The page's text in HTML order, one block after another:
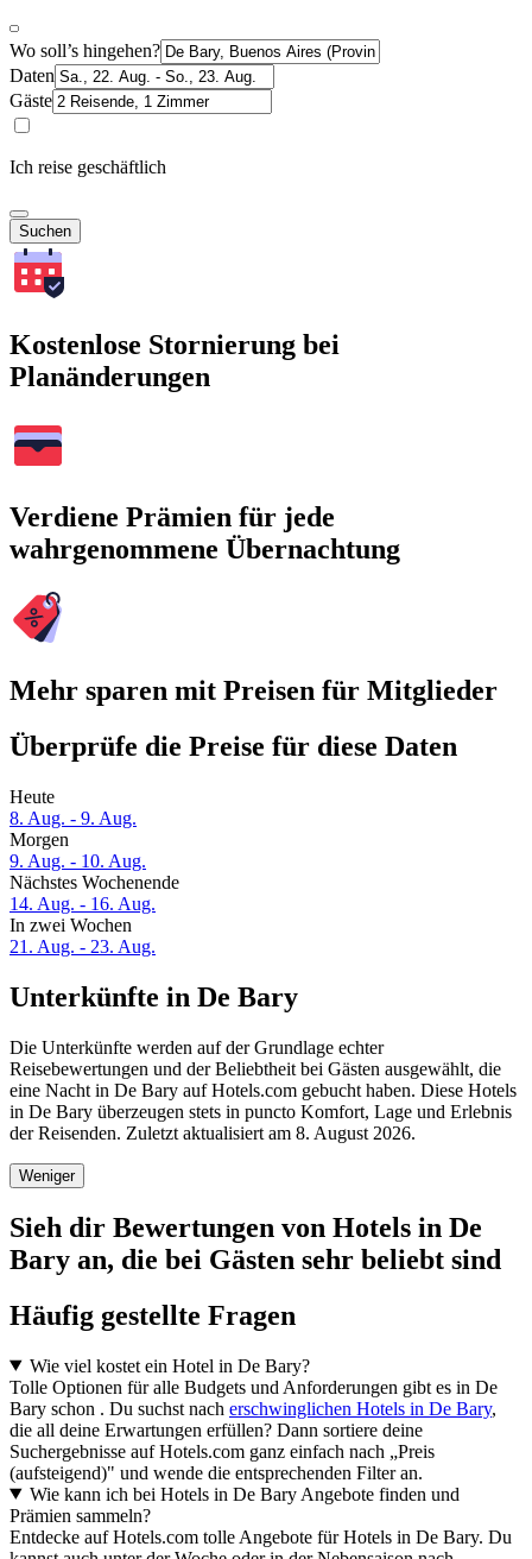
Wo soll’s hingehen?
Daten
Gäste
Ich reise geschäftlich
Suchen
Kostenlose Stornierung bei
Planänderungen
Verdiene Prämien für jede
wahrgenommene Übernachtung
Mehr sparen mit Preisen für Mitglieder
Überprüfe die Preise für diese Daten
Heute
8. Aug. - 9. Aug.
Morgen
9. Aug. - 10. Aug.
Nächstes Wochenende
14. Aug. - 16. Aug.
In zwei Wochen
21. Aug. - 23. Aug.
Unterkünfte in De Bary
Die Unterkünfte werden auf der Grundlage echter
Reisebewertungen und der Beliebtheit bei Gästen ausgewählt, die
eine Nacht in De Bary auf Hotels.com gebucht haben. Diese Hotels
in De Bary überzeugen stets in puncto Komfort, Lage und Erlebnis
der Reisenden. Zuletzt aktualisiert am 8. August 2026.
Weniger
Sieh dir Bewertungen von Hotels in De
Bary an, die bei Gästen sehr beliebt sind
Häufig gestellte Fragen
Wie viel kostet ein Hotel in De Bary?
Tolle Optionen für alle Budgets und Anforderungen gibt es in De
Bary schon . Du suchst nach erschwinglichen Hotels in De Bary,
die all deine Erwartungen erfüllen? Dann sortiere deine
Suchergebnisse auf Hotels.com ganz einfach nach „Preis
(aufsteigend)" und wende die entsprechenden Filter an.
Wie kann ich bei Hotels in De Bary Angebote finden und
Prämien sammeln?
Entdecke auf Hotels.com tolle Angebote für Hotels in De Bary. Du